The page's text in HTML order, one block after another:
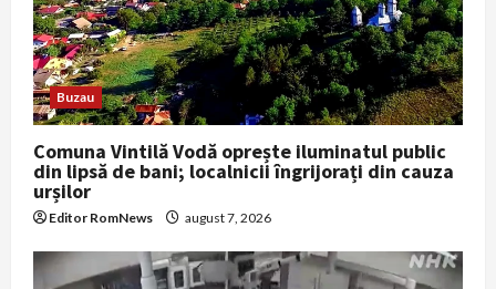
Buzau
Comuna Vintilă Vodă oprește iluminatul public
din lipsă de bani; localnicii îngrijorați din cauza
urșilor
Editor RomNews august 7, 2026